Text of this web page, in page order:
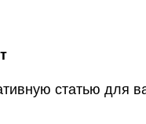
статью для